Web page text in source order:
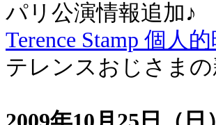
パリ公演情報追加♪
Terence Stamp 個人
テレンスおじさま